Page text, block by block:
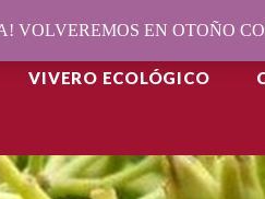
VIVERO ECOLÓGICO
VOLVEREMOS EN OTOÑO